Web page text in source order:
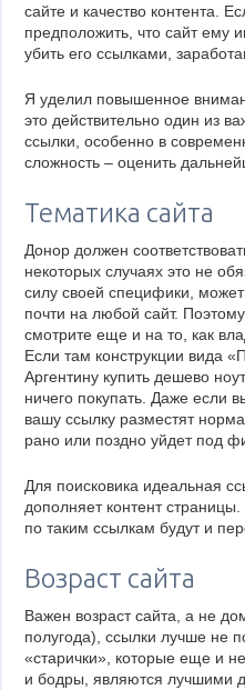
сайте и качество контента.
предположить, что сайт ему
убить его ссылками,
Я уделил повышенное
это действительно один из
ссылки, особенно в
сложность – оценить
Тематика сайта
Донор должен
некоторых случаях это не
силу своей специфики, может
почти на любой сайт.
смотрите еще и на то, как
Если там конструкции вида
Аргентину купить дешево
ничего покупать. Даже если
вашу ссылку разместят
рано или поздно уйдет под
Для поисковика идеальная
дополняет контент
по таким ссылкам будут и
Возраст сайта
Важен возраст сайта, а не
полугода), ссылки лучше не
«старички», которые еще и
и бодры, являются лучшими